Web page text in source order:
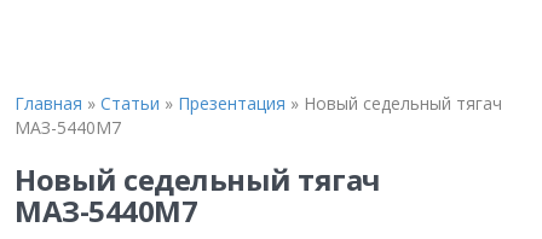
Главная » Статьи » Презентация » Новый седельный тягач
МАЗ-5440М7
Новый седельный тягач
МАЗ-5440М7